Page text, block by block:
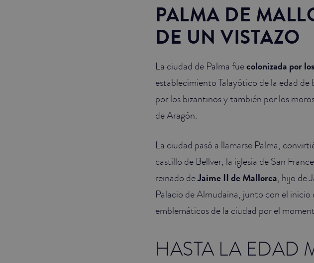
PALMA DE
DE UN VISTAZO
La ciudad de Palma fuecolonizada por
establecimiento Talayótico de la edad
por los bizantinos y también por los
de Aragón.
La ciudad pasó a llamarse Palma,
castillo de Bellver, la iglesia de San
reinado deJaime II de Mallorca, hijo de
Palacio de Almudaina, junto con el
emblemáticos de la ciudad por el
HASTA LA EDAD